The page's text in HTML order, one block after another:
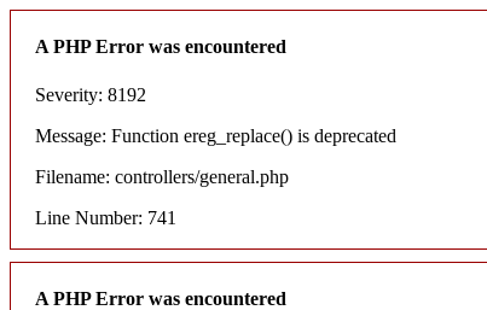
A PHP Error was encountered
Severity: 8192
Message: Function ereg_replace() is deprecated
Filename: controllers/general.php
Line Number: 741
A PHP Error was encountered